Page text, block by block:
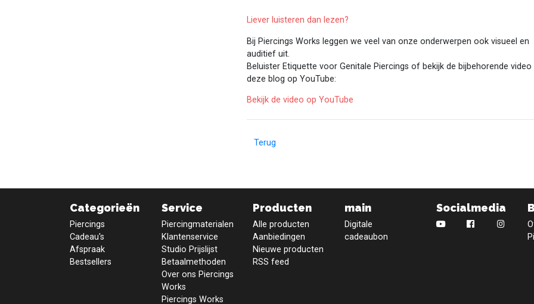
Liever luisteren dan lezen?
Bij Piercings Works leggen we veel van onze onderwerpen ook visueel en
auditief uit.
Beluister Etiquette voor Genitale Piercings of bekijk de bijbehorende video
deze blog op YouTube:
Bekijk de video op YouTube
Terug
Categorieën
Piercings
Cadeau's
Afspraak
Bestsellers
Service
Piercingmaterialen
Klantenservice
Studio Prijslijst
Betaalmethoden
Over ons Piercings
Works
Piercings Works
Producten
Alle producten
Aanbiedingen
Nieuwe producten
RSS feed
main
Digitale
cadeaubon
Socialmedia